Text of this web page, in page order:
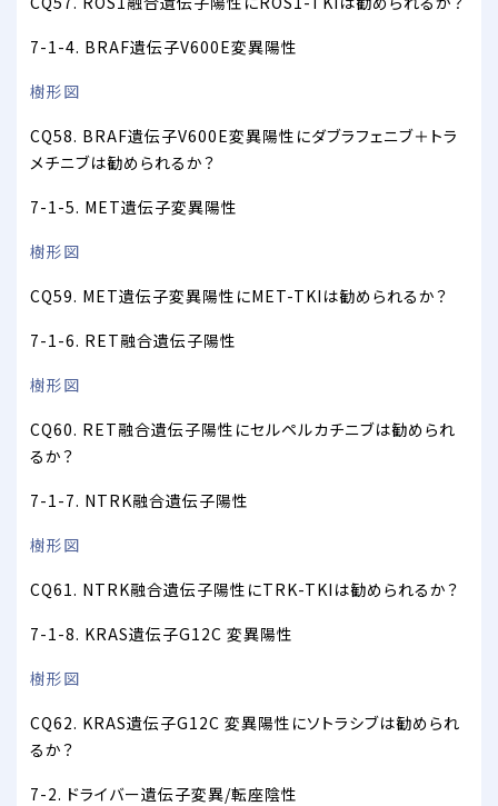
7-1-4. BRAF遺伝子V600E変異陽性
樹形図
CQ58. BRAF遺伝子V600E変異陽性にダブラフェニブ＋トラ
メチニブは勧められるか？
7-1-5. MET遺伝子変異陽性
樹形図
CQ59. MET遺伝子変異陽性にMET-TKIは勧められるか？
7-1-6. RET融合遺伝子陽性
樹形図
CQ60. RET融合遺伝子陽性にセルペルカチニブは勧められ
るか？
7-1-7. NTRK融合遺伝子陽性
樹形図
CQ61. NTRK融合遺伝子陽性にTRK-TKIは勧められるか？
7-1-8. KRAS遺伝子G12C 変異陽性
樹形図
CQ62. KRAS遺伝子G12C 変異陽性にソトラシブは勧められ
るか？
7-2. ドライバー遺伝子変異/転座陰性